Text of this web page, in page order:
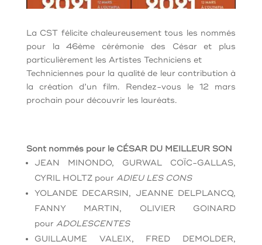
La CST félicite chaleureusement tous les nommés
pour la 46ème cérémonie des César et plus
particulièrement les Artistes Techniciens et
Techniciennes pour la qualité de leur contribution à
la création d’un film. Rendez-vous le 12 mars
prochain pour découvrir les lauréats.
Sont nommés pour le CÉSAR DU MEILLEUR SON
JEAN MINONDO, GURWAL COÏC-GALLAS,
CYRIL HOLTZ pour ADIEU LES CONS
YOLANDE DECARSIN, JEANNE DELPLANCQ,
FANNY MARTIN, OLIVIER GOINARD
pour ADOLESCENTES
GUILLAUME VALEIX, FRED DEMOLDER,